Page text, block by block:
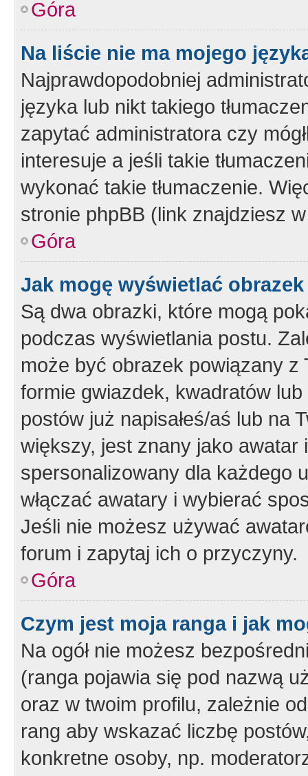
Góra
Na liście nie ma mojego
Najprawdopodobniej
języka lub nikt takiego
zapytać administratora czy
interesuje a jeśli takie
wykonać takie tłumaczenie.
stronie phpBB (link znajdziesz
Góra
Jak mogę wyświetlać
Są dwa obrazki, które mogą
podczas wyświetlania postu.
może być obrazek powiązany z
formie gwiazdek, kwadratów
postów już napisałeś/aś lub na
większy, jest znany jako
spersonalizowany dla każdego
włączać awatary i wybierać
Jeśli nie możesz używać
forum i zapytaj ich o przyczyny.
Góra
Czym jest moja ranga i jak
Na ogół nie możesz
(ranga pojawia się pod nazwą
oraz w twoim profilu, zależnie
rang aby wskazać liczbę
konkretne osoby, np.